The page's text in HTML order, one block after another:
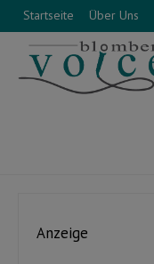
Startseite Über Uns
Anzeige